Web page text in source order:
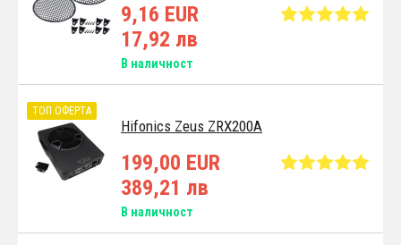
9,16 EUR
17,92 лв
В наличност
Hifonics Zeus ZRX200A
ТОП ОФЕРТА
199,00 EUR
389,21 лв
В наличност